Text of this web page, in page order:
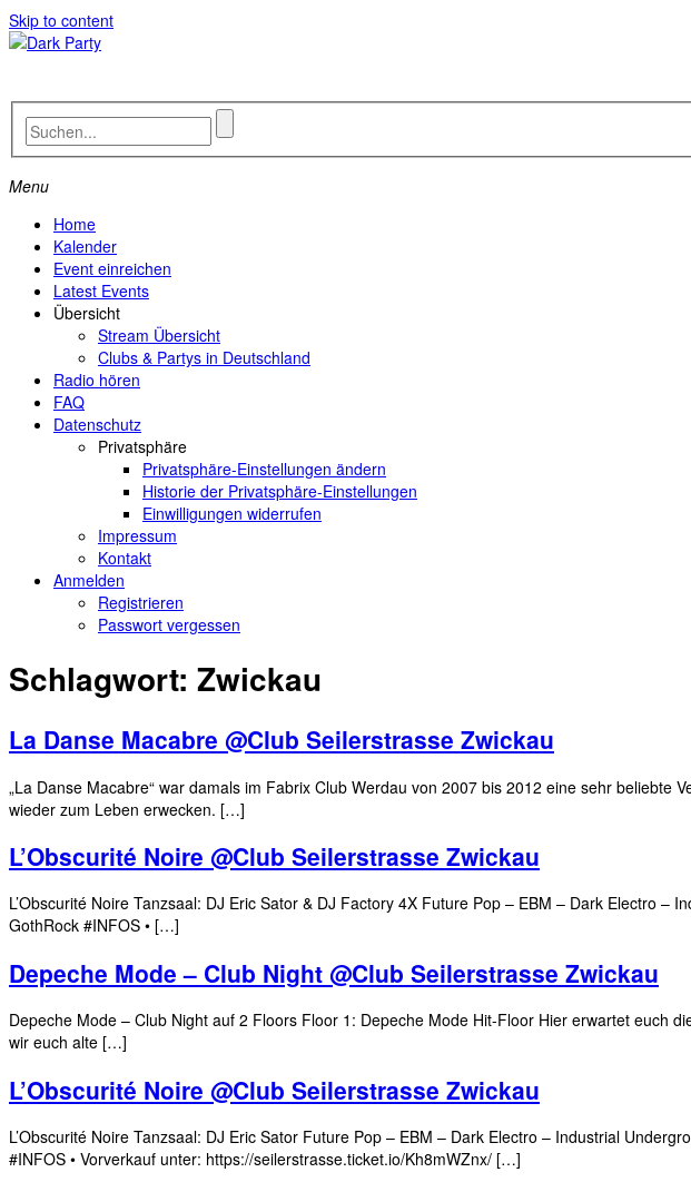
Skip to content
Menu
Home
Kalender
Event einreichen
Latest Events
Übersicht
Stream Übersicht
Clubs & Partys in Deutschland
Radio hören
FAQ
Datenschutz
Privatsphäre
Privatsphäre-Einstellungen ändern
Historie der Privatsphäre-Einstellungen
Einwilligungen widerrufen
Impressum
Kontakt
Anmelden
Registrieren
Passwort vergessen
Schlagwort: Zwickau
La Danse Macabre @Club Seilerstrasse Zwickau
„La Danse Macabre“ war damals im Fabrix Club Werdau von 2007 bis 2012 eine sehr
wieder zum Leben erwecken. […]
L’Obscurité Noire @Club Seilerstrasse Zwickau
L’Obscurité Noire Tanzsaal: DJ Eric Sator & DJ Factory 4X Future Pop – EBM – Dark Electro
GothRock #INFOS • […]
Depeche Mode – Club Night @Club Seilerstrasse Zwickau
Depeche Mode – Club Night auf 2 Floors Floor 1: Depeche Mode Hit-Floor Hier erwartet euch
wir euch alte […]
L’Obscurité Noire @Club Seilerstrasse Zwickau
L’Obscurité Noire Tanzsaal: DJ Eric Sator Future Pop – EBM – Dark Electro – Industrial
#INFOS • Vorverkauf unter: https://seilerstrasse.ticket.io/Kh8mWZnx/ […]